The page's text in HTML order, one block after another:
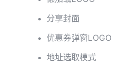
分享封面
优惠券弹窗LOGO
地址选取模式